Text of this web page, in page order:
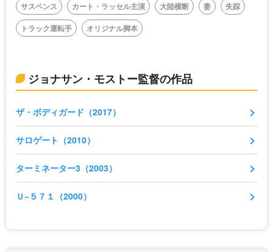
サスペンス カート・ラッセル主演 大陸横断 妻
失踪
トラック運転手
オリジナル脚本
ジョナサン・モストー監督の作品
ザ・ボディガード（2017）
サロゲート（2010）
ターミネーター3（2003）
Ｕ−５７１（2000）